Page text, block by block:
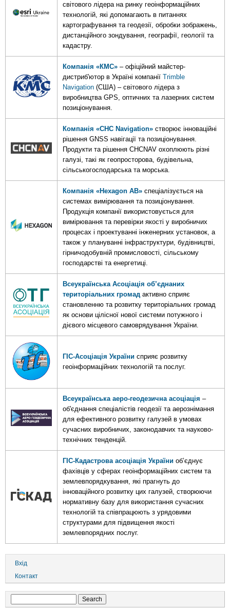
світового лідера на ринку геоінформаційних
технологій, які допомагають в питаннях
картографування та геодезії, обробки зображень,
дистанційного зондування, географії, геології та
кадастру.
Компанія «КМС» – офіційний майстер-
дистриб'ютор в Україні компанії Trimble
Navigation (США) – світового лідера з
виробництва GPS, оптичних та лазерних систем
позиціонування.
Компанія «CHC Navigation» створює інноваційні
рішення GNSS навігації та позиціонування.
Продукти та рішення CHCNAV охоплюють різні
галузі, такі як геопросторова, будівельна,
сільськогосподарська та морська.
Компанія «Hexagon AB» спеціалізується на
системах вимірювання та позиціонування.
Продукція компанії використовується для
вимірювання та перевірки якості у виробничих
процесах і проектуванні інженерних установок, а
також у плануванні інфраструктури, будівництві,
гірничодобувній промисловості, сільському
господарстві та енергетиці.
Всеукраїнська Асоціація об’єднаних
територіальних громад активно сприяє
становленню та розвитку територіальних громад
як основи цілісної нової системи потужного і
дієвого місцевого самоврядування України.
ГІС-Асоціація України сприяє розвитку
геоінформаційних технологій та послуг.
Всеукраїнська аеро-геодезична асоціація –
об'єднання спеціалістів геодезії та аерознімання
для ефективного розвитку галузей в умовах
сучасних виробничих, законодавчих та науково-
технічних тенденцій.
ГІС-Кадастрова асоціація України об’єднує
фахівців у сферах геоінформаційних систем та
землевпорядкування, які прагнуть до
інноваційного розвитку цих галузей, створюючи
нормативну базу для використання сучасних
технологій та співпрацюють з урядовими
структурами для підвищення якості
землевпорядних послуг.
User
account
menu
Вхід
Контакт